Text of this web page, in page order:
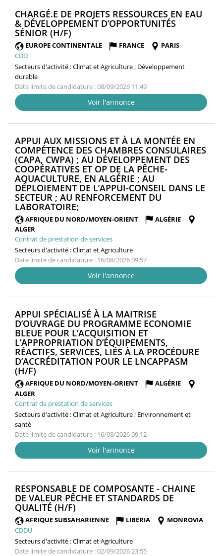
CHARGÉ.E DE PROJETS RESSOURCES EN EAU
& DÉVELOPPEMENT D’OPPORTUNITÉS
SÉNIOR (H/F)
FENÊTRE)
EUROPE CONTINENTALE FRANCE
PARIS
CDD
Secteurs d'activité :Climat et Agriculture ; Développement
durable
Date limite de candidature : 08/09/2026 11:49
Voir l'annonce
APPUI AUX MISSIONS ET À LA MONTÉE EN
COMPÉTENCE DES CHAMBRES CONSULAIRES
(CAPA, CWPA) ; AU DÉVELOPPEMENT DES
COOPÉRATIVES ET OP DE LA PÊCHE-
AQUACULTURE, EN ALGÉRIE ; AU
DÉPLOIEMENT DE L’APPUI-CONSEIL DANS LE
SECTEUR ; AU RENFORCEMENT DU
LABORATOIRE;
FENÊTRE)
AFRIQUE DU NORD/MOYEN-ORIENT
ALGÉRIE
ALGER
Contrat de prestation de services
Secteurs d'activité :Climat et Agriculture
Date limite de candidature : 16/08/2026 09:57
Voir l'annonce
APPUI SPÉCIALISÉ À LA MAITRISE
D’OUVRAGE DU PROGRAMME ECONOMIE
BLEUE POUR L’ACQUISITION ET
L’APPROPRIATION D’ÉQUIPEMENTS,
RÉACTIFS, SERVICES, LIÉS À LA PROCÉDURE
D’ACCRÉDITATION POUR LE LNCAPPASM
(H/F)
FENÊTRE)
AFRIQUE DU NORD/MOYEN-ORIENT
ALGÉRIE
ALGER
Contrat de prestation de services
Secteurs d'activité :Climat et Agriculture ; Environnement et
santé
Date limite de candidature : 16/08/2026 09:12
Voir l'annonce
RESPONSABLE DE COMPOSANTE - CHAINE
DE VALEUR PÊCHE ET STANDARDS DE
QUALITÉ (H/F)
FENÊTRE)
AFRIQUE SUBSAHARIENNE LIBERIA
MONROVIA
CDDU
Secteurs d'activité :Climat et Agriculture
Date limite de candidature : 02/09/2026 23:55